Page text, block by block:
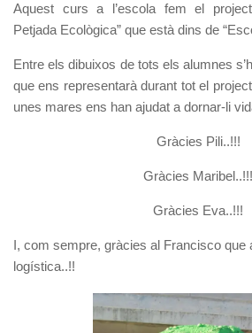
Aquest curs a l’escola fem el
Petjada Ecològica” que està dins de
Entre els dibuixos de tots els alumnes
que ens representarà durant tot el
unes mares ens han ajudat a dornar-li
Gràcies Pili..!!!
Gràcies Maribel..!!!
Gràcies Eva..!!!
I, com sempre, gràcies al Francisco que
logística..!!